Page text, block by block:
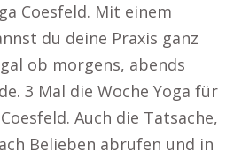
Coesfeld. Mit einem
du deine Praxis ganz
ob morgens, abends
3 Mal die Woche Yoga für
Auch die Tatsache,
Belieben abrufen und in